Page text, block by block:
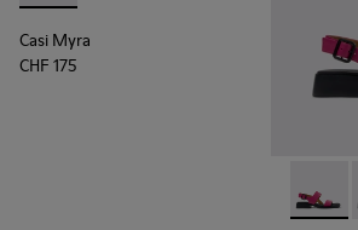
Casi Myra
CHF 175
Dana